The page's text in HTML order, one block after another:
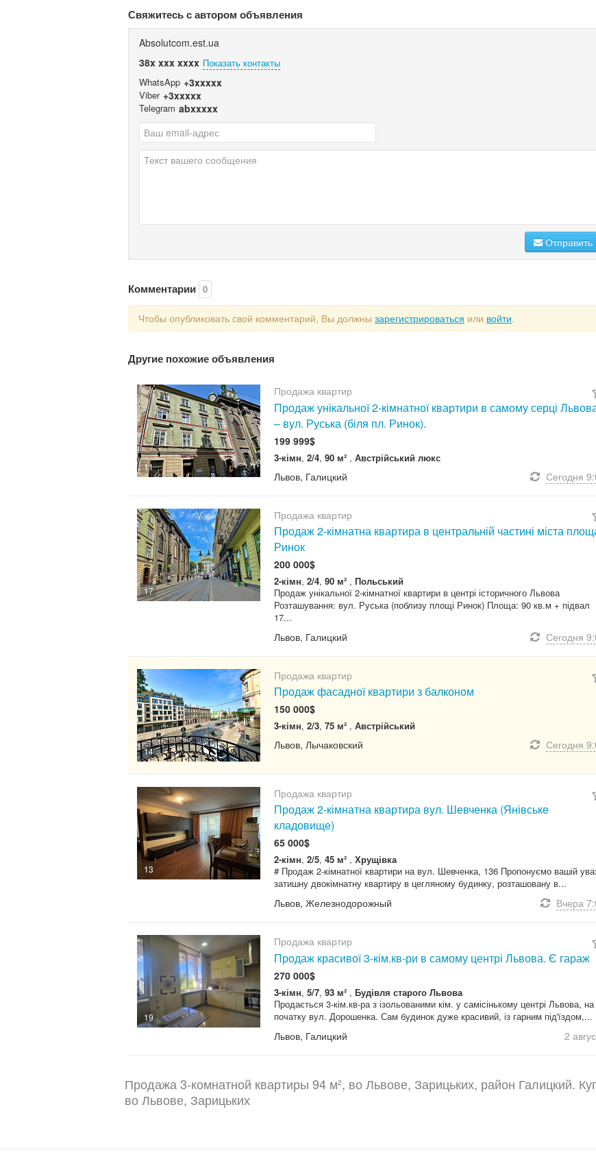
Свяжитесь с автором объявления
Absolutcom.est.ua
38x xxx xxxx Показать контакты
WhatsApp +3xxxxx
Viber +3xxxxx
Telegram abxxxxx
Отправить
Комментарии 0
Чтобы опубликовать свой комментарий, Вы должны зарегистрироваться или войти.
Другие похожие объявления
11
Продажа квартир
Продаж унікальної 2-кімнатної квартири в самому серці
– вул. Руська (біля пл. Ринок).
199 999$
3-кімн, 2/4, 90 м² , Австрійський люкс
Львов, Галицкий Сегодня
17
Продажа квартир
Продаж 2-кімнатна квартира в центральній частині міста
Ринок
200 000$
2-кімн, 2/4, 90 м² , Польський
Продаж унікальної 2-кімнатної квартири в центрі історичного Львова
Розташування: вул. Руська (поблизу площі Ринок) Площа: 90 кв.м + підвал
17...
Львов, Галицкий Сегодня
14
Продажа квартир
Продаж фасадної квартири з балконом
150 000$
3-кімн, 2/3, 75 м² , Австрійський
Львов, Лычаковский Сегодня
13
Продажа квартир
Продаж 2-кімнатна квартира вул. Шевченка (Янівське
кладовище)
65 000$
2-кімн, 2/5, 45 м² , Хрущівка
# Продаж 2-кімнатної квартири на вул. Шевченка, 136 Пропонуємо вашій
затишну двокімнатну квартиру в цегляному будинку, розташовану в...
Львов, Железнодорожный Вчера
19
Продажа квартир
Продаж красивої 3-кім.кв-ри в самому центрі Львова. Є гараж
270 000$
3-кімн, 5/7, 93 м² , Будівля старого Львова
Продається 3-кім.кв-ра з ізольованими кім. у самісінькому центрі Львова, на
початку вул. Дорошенка. Сам будинок дуже красивий, із гарним під'їздом,...
Львов, Галицкий 2
Продажа 3-комнатной квартиры 94 м², во Львове, Зарицьких, район Галицкий.
во Львове, Зарицьких